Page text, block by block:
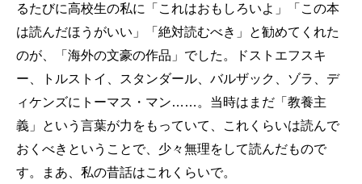
るたびに高校生の私に「これはおもしろいよ」「この本
は読んだほうがいい」「絶対読むべき」と勧めてくれた
のが、「海外の文豪の作品」でした。ドストエフスキ
ー、トルストイ、スタンダール、バルザック、ゾラ、デ
ィケンズにトーマス・マン……。当時はまだ「教養主
義」という言葉が力をもっていて、これくらいは読んで
おくべきということで、少々無理をして読んだもので
す。まあ、私の昔話はこれくらいで。